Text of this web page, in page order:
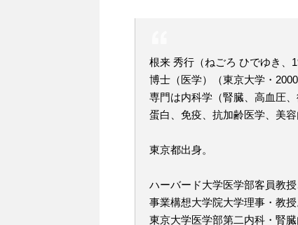
根来 秀行（ねごろ ひでゆき、
博士（医学）（東京大学・2000
専門は内科学（腎臓、高血圧
蛋白、免疫、抗加齢医学、美
東京都出身。
ハーバード大学医学部客員教
事業構想大学院大学理事・教授
東京大学医学部第二内科・腎